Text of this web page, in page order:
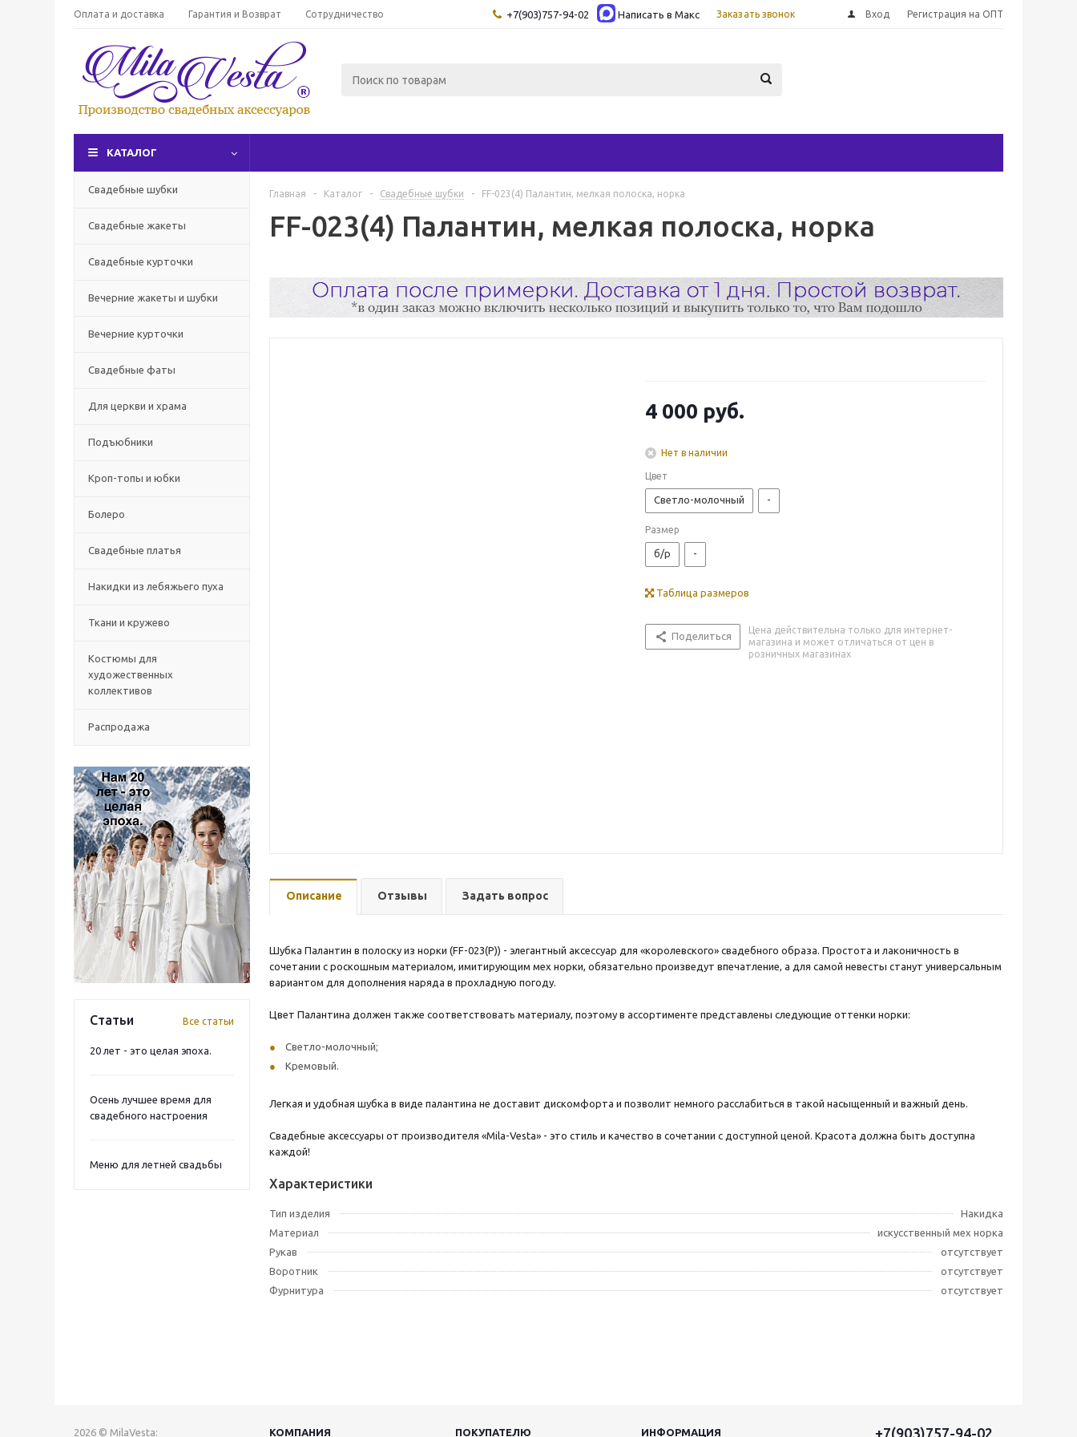
Оплата и доставка Гарантия и Возврат Сотрудничество +7(903)757-94-02 Написать в Maкс Заказать звонок Вход Регистрация на ОПТ
КАТАЛОГ
Свадебные шубки
Свадебные жакеты
Свадебные курточки
Вечерние жакеты и шубки
Вечерние курточки
Свадебные фаты
Для церкви и храма
Подъюбники
Кроп-топы и юбки
Болеро
Свадебные платья
Накидки из лебяжьего пуха
Ткани и кружево
Костюмы для
художественных
коллективов
Распродажа
Статьи Все статьи
20 лет - это целая эпоха.
Осень лучшее время для
свадебного настроения
Меню для летней свадьбы
Главная - Каталог - Свадебные шубки - FF-023(4) Палантин, мелкая полоска, норка
FF-023(4) Палантин, мелкая полоска, норка
4 000 руб.
Нет в наличии
Цвет
Светло-молочный -
Размер
б/р -
Таблица размеров
Поделиться
Цена действительна только для интернет-
магазина и может отличаться от цен в
розничных магазинах
Описание Отзывы Задать вопрос
Шубка Палантин в полоску из норки (FF-023(P)) - элегантный аксессуар для «королевского» свадебного образа. Простота и лаконичность в
сочетании с роскошным материалом, имитирующим мех норки, обязательно произведут впечатление, а для самой невесты станут универсальным
вариантом для дополнения наряда в прохладную погоду.
Цвет Палантина должен также соответствовать материалу, поэтому в ассортименте представлены следующие оттенки норки:
Светло-молочный;
Кремовый.
Легкая и удобная шубка в виде палантина не доставит дискомфорта и позволит немного расслабиться в такой насыщенный и важный день.
Свадебные аксессуары от производителя «Mila-Vesta» - это стиль и качество в сочетании с доступной ценой. Красота должна быть доступна
каждой!
Характеристики
Тип изделия
Накидка
Материал
искусственный мех норка
Рукав
отсутствует
Воротник
отсутствует
Фурнитура
отсутствует
2026 © MilaVesta: КОМПАНИЯ ПОКУПАТЕЛЮ ИНФОРМАЦИЯ +7(903)757-94-02